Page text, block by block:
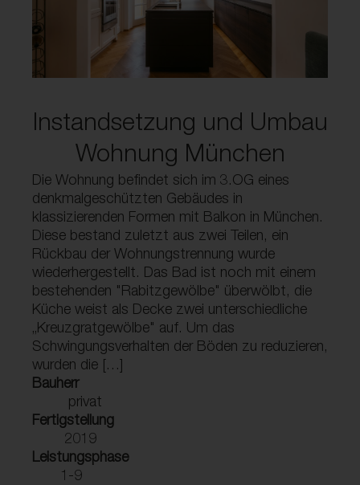
Instandsetzung und Umbau
Wohnung München
Die Wohnung befindet sich im 3.OG eines
denkmalgeschützten Gebäudes in
klassizierenden Formen mit Balkon in München.
Diese bestand zuletzt aus zwei Teilen, ein
Rückbau der Wohnungstrennung wurde
wiederhergestellt. Das Bad ist noch mit einem
bestehenden "Rabitzgewölbe" überwölbt, die
Küche weist als Decke zwei unterschiedliche
„Kreuzgratgewölbe" auf. Um das
Schwingungsverhalten der Böden zu reduzieren,
wurden die […]
Bauherr
privat
Fertigstellung
2019
Leistungsphase
1-9